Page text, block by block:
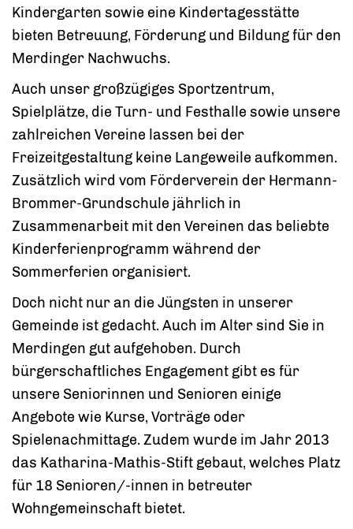
Kindergarten sowie eine Kindertagesstätte
bieten Betreuung, Förderung und Bildung für den
Merdinger Nachwuchs.
Auch unser großzügiges Sportzentrum,
Spielplätze, die Turn- und Festhalle sowie unsere
zahlreichen Vereine lassen bei der
Freizeitgestaltung keine Langeweile aufkommen.
Zusätzlich wird vom Förderverein der Hermann-
Brommer-Grundschule jährlich in
Zusammenarbeit mit den Vereinen das beliebte
Kinderferienprogramm während der
Sommerferien organisiert.
Doch nicht nur an die Jüngsten in unserer
Gemeinde ist gedacht. Auch im Alter sind Sie in
Merdingen gut aufgehoben. Durch
bürgerschaftliches Engagement gibt es für
unsere Seniorinnen und Senioren einige
Angebote wie Kurse, Vorträge oder
Spielenachmittage. Zudem wurde im Jahr 2013
das Katharina-Mathis-Stift gebaut, welches Platz
für 18 Senioren/-innen in betreuter
Wohngemeinschaft bietet.